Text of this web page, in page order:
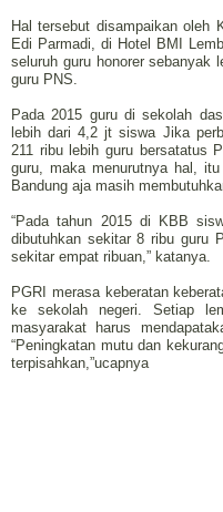
Hal tersebut disampaikan oleh
Edi Parmadi, di Hotel BMI
seluruh guru honorer sebanyak
guru PNS.
Pada 2015 guru di sekolah
lebih dari 4,2 jt siswa Jika
211 ribu lebih guru bersatatus
guru, maka menurutnya hal,
Bandung aja masih
“Pada tahun 2015 di KBB
dibutuhkan sekitar 8 ribu guru
sekitar empat ribuan,” katanya.
PGRI merasa keberatan
ke sekolah negeri. Setiap
masyarakat harus
“Peningkatan mutu dan
terpisahkan,”ucapnya